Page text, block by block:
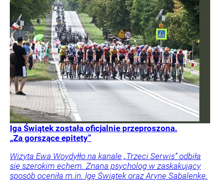
Iga Świątek została oficjalnie przeproszona.
„Za gorszące epitety”
Wizyta Ewa Woydyłło na kanale „Trzeci Serwis” odbiła
się szerokim echem. Znana psycholog w zaskakujący
sposób oceniła m.in. Igę Świątek oraz Arynę Sabalenkę.